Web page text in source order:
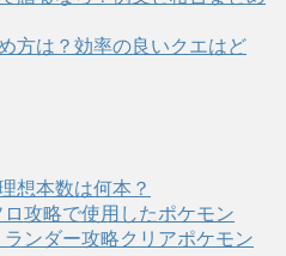
方は？効率の良いクエはど
想本数は何本？
攻略で使用したポケモン
ンダー攻略クリアポケモン